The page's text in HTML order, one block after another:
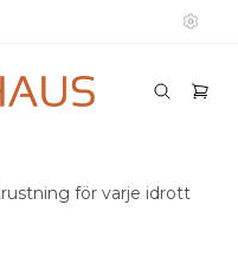
för varje idrott